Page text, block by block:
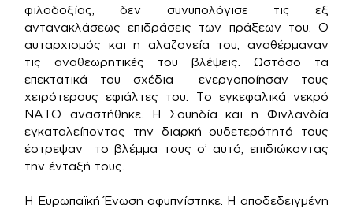
φιλοδοξίας, δεν συνυπολόγισε τις εξ
αντανακλάσεως επιδράσεις των πράξεων του. Ο
αυταρχισμός και η αλαζονεία του, αναθέρμαναν
τις αναθεωρητικές του βλέψεις. Ωστόσο τα
επεκτατικά του σχέδια ενεργοποίησαν τους
χειρότερους εφιάλτες του. Το εγκεφαλικά νεκρό
ΝΑΤΟ αναστήθηκε. Η Σουηδία και η Φινλανδία
εγκαταλείποντας την διαρκή ουδετερότητά τους
έστρεψαν το βλέμμα τους σ’ αυτό, επιδιώκοντας
την ένταξή τους.
Η Ευρωπαϊκή Ένωση αφυπνίστηκε. Η αποδεδειγμένη